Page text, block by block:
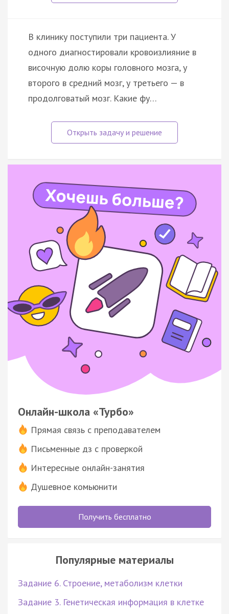
В клинику поступили три пациента. У
одного диагностировали кровоизлияние в
височную долю коры головного мозга, у
второго в средний мозг, у третьего — в
продолговатый мозг. Какие фу…
Онлайн-школа «Турбо»
Прямая связь с преподавателем
Письменные дз с проверкой
Интересные онлайн-занятия
Душевное комьюнити
Получить бесплатно
Популярные материалы
Задание 6. Строение, метаболизм клетки
Задание 3. Генетическая информация в клетке